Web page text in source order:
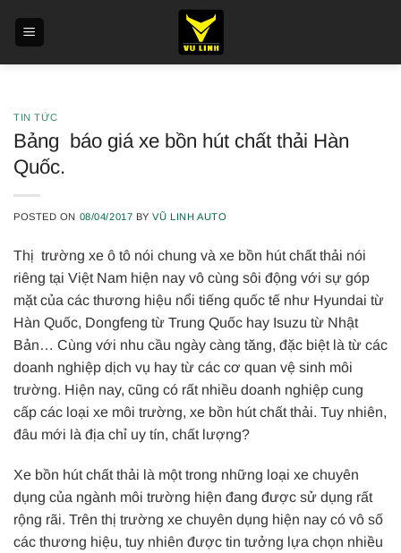
TIN TỨC
Bảng báo giá xe bồn hút chất thải Hàn
Quốc.
POSTED ON 08/04/2017 BYVŨ LINH AUTO
Thị trường xe ô tô nói chung và xe bồn hút chất thải nói
riêng tại Việt Nam hiện nay vô cùng sôi động với sự góp
mặt của các thương hiệu nổi tiếng quốc tế như Hyundai từ
Hàn Quốc, Dongfeng từ Trung Quốc hay Isuzu từ Nhật
Bản… Cùng với nhu cầu ngày càng tăng, đặc biệt là từ các
doanh nghiệp dịch vụ hay từ các cơ quan vệ sinh môi
trường. Hiện nay, cũng có rất nhiều doanh nghiệp cung
cấp các loại xe môi trường, xe bồn hút chất thải. Tuy nhiên,
đâu mới là địa chỉ uy tín, chất lượng?
Xe bồn hút chất thải là một trong những loại xe chuyên
dụng của ngành môi trường hiện đang được sử dụng rất
rộng rãi. Trên thị trường xe chuyên dụng hiện nay có vô số
các thương hiệu, tuy nhiên được tin tưởng lựa chọn nhiều